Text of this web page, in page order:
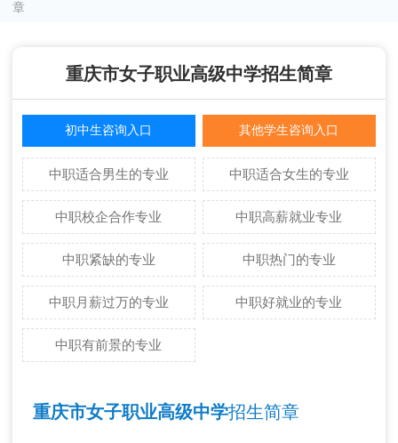
章
重庆市女子职业高级中学招生简章
初中生咨询入口 其他学生咨询入口
中职适合男生的专业 中职适合女生的专业
中职校企合作专业 中职高薪就业专业
中职紧缺的专业 中职热门的专业
中职月薪过万的专业 中职好就业的专业
中职有前景的专业
重庆市女子职业高级中学招生简章